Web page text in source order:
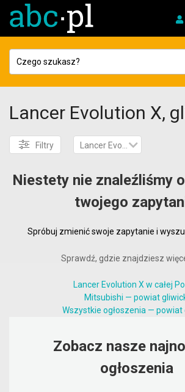
Lancer Evolution X,
Filtry Lancer Evolution X
Niestety nie znaleźliśmy
twojego
Spróbuj zmienić swoje zapytanie i
Sprawdź, gdzie znajdziesz
Lancer Evolution X w całej
Mitsubishi — powiat
Wszystkie ogłoszenia — powiat
Zobacz nasze
ogłoszenia